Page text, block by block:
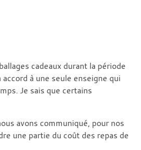
cadeaux durant la période
à une seule enseigne qui
Je sais que certains
avons communiqué, pour nos
une partie du coût des repas de